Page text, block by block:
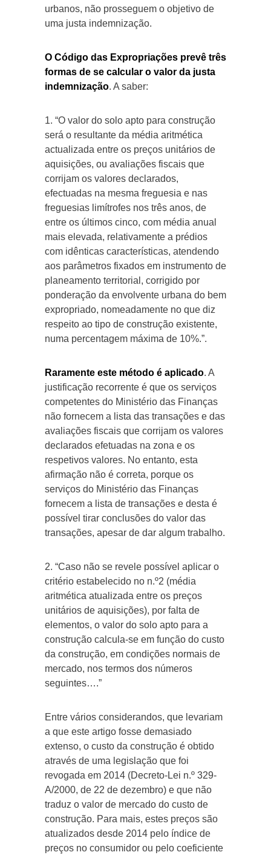
urbanos, não prosseguem o objetivo de
uma justa indemnização.
O Código das Expropriações prevê três
formas de se calcular o valor da justa
indemnização. A saber:
1. “O valor do solo apto para construção
será o resultante da média aritmética
actualizada entre os preços unitários de
aquisições, ou avaliações fiscais que
corrijam os valores declarados,
efectuadas na mesma freguesia e nas
freguesias limítrofes nos três anos, de
entre os últimos cinco, com média anual
mais elevada, relativamente a prédios
com idênticas características, atendendo
aos parâmetros fixados em instrumento de
planeamento territorial, corrigido por
ponderação da envolvente urbana do bem
expropriado, nomeadamente no que diz
respeito ao tipo de construção existente,
numa percentagem máxima de 10%.”.
Raramente este método é aplicado. A
justificação recorrente é que os serviços
competentes do Ministério das Finanças
não fornecem a lista das transações e das
avaliações fiscais que corrijam os valores
declarados efetuadas na zona e os
respetivos valores. No entanto, esta
afirmação não é correta, porque os
serviços do Ministério das Finanças
fornecem a lista de transações e desta é
possível tirar conclusões do valor das
transações, apesar de dar algum trabalho.
2. “Caso não se revele possível aplicar o
critério estabelecido no n.º2 (média
aritmética atualizada entre os preços
unitários de aquisições), por falta de
elementos, o valor do solo apto para a
construção calcula-se em função do custo
da construção, em condições normais de
mercado, nos termos dos números
seguintes….”
Entre vários considerandos, que levariam
a que este artigo fosse demasiado
extenso, o custo da construção é obtido
através de uma legislação que foi
revogada em 2014 (Decreto-Lei n.º 329-
A/2000, de 22 de dezembro) e que não
traduz o valor de mercado do custo de
construção. Para mais, estes preços são
atualizados desde 2014 pelo índice de
preços no consumidor ou pelo coeficiente